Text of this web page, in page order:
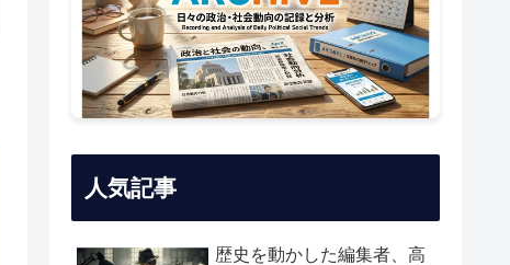
人気記事
歴史を動かした編集者、高